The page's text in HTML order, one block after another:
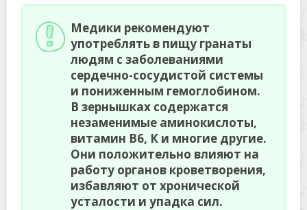
Медики рекомендуют
употреблять в пищу гранаты
людям с заболеваниями
сердечно-сосудистой системы
и пониженным гемоглобином.
В зернышках содержатся
незаменимые аминокислоты,
витамин В6, К и многие другие.
Они положительно влияют на
работу органов кроветворения,
избавляют от хронической
усталости и упадка сил.